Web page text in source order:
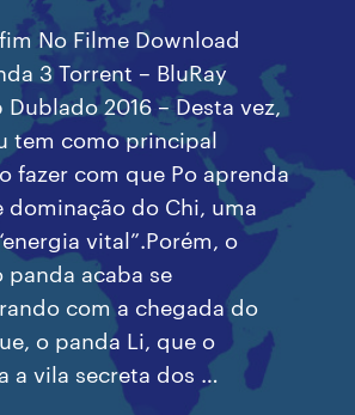
No Filme Download
3 Torrent – BluRay
2016 – Desta vez,
tem como principal
fazer com que Po aprenda
dominação do Chi, uma
vital”.Porém, o
acaba se
com a chegada do
o panda Li, que o
a vila secreta dos …